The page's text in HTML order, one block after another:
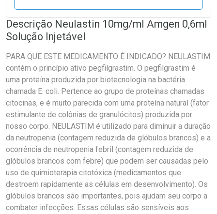
Descrição Neulastin 10mg/ml Amgen 0,6ml
Solução Injetável
PARA QUE ESTE MEDICAMENTO É INDICADO? NEULASTIM
contém o princípio ativo pegfilgrastim. O pegfilgrastim é
uma proteína produzida por biotecnologia na bactéria
chamada E. coli. Pertence ao grupo de proteínas chamadas
citocinas, e é muito parecida com uma proteína natural (fator
estimulante de colônias de granulócitos) produzida por
nosso corpo. NEULASTIM é utilizado para diminuir a duração
da neutropenia (contagem reduzida de glóbulos brancos) e a
ocorrência de neutropenia febril (contagem reduzida de
glóbulos brancos com febre) que podem ser causadas pelo
uso de quimioterapia citotóxica (medicamentos que
destroem rapidamente as células em desenvolvimento). Os
glóbulos brancos são importantes, pois ajudam seu corpo a
combater infecções. Essas células são sensíveis aos